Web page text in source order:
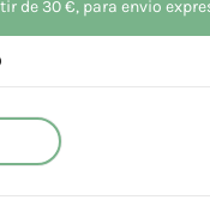
de 30 €, para envio